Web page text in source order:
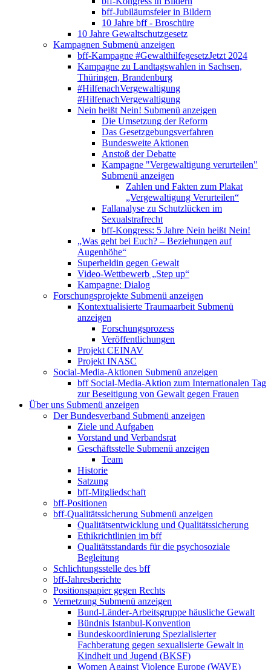
bff-Jubiläumsfeier in Bildern
10 Jahre bff - Broschüre
10 Jahre Gewaltschutzgesetz
Kampagnen Submenü anzeigen
bff-Kampagne #GewalthilfegesetzJetzt 2024
Kampagne zu Landtagswahlen in Sachsen,
Thüringen, Brandenburg
#HilfenachVergewaltigung
#HilfenachVergewaltigung
Nein heißt Nein! Submenü anzeigen
Die Umsetzung der Reform
Das Gesetzgebungsverfahren
Bundesweite Aktionen
Anstoß der Debatte
Kampagne "Vergewaltigung verurteilen"
Submenü anzeigen
Zahlen und Fakten zum Plakat
„Vergewaltigung Verurteilen“
Fallanalyse zu Schutzlücken im
Sexualstrafrecht
bff-Kongress: 5 Jahre Nein heißt Nein!
„Was geht bei Euch? – Beziehungen auf
Augenhöhe“
Superheldin gegen Gewalt
Video-Wettbewerb „Step up“
Kampagne: Dialog
Forschungsprojekte Submenü anzeigen
Kontextualisierte Traumaarbeit Submenü
anzeigen
Forschungsprozess
Veröffentlichungen
Projekt CEINAV
Projekt INASC
Social-Media-Aktionen Submenü anzeigen
bff Social-Media-Aktion zum Internationalen Tag
zur Beseitigung von Gewalt gegen Frauen
Über uns Submenü anzeigen
Der Bundesverband Submenü anzeigen
Ziele und Aufgaben
Vorstand und Verbandsrat
Geschäftsstelle Submenü anzeigen
Team
Historie
Satzung
bff-Mitgliedschaft
bff-Positionen
bff-Qualitätssicherung Submenü anzeigen
Qualitätsentwicklung und Qualitätssicherung
Ethikrichtlinien im bff
Qualitätsstandards für die psychosoziale
Begleitung
Schlichtungsstelle des bff
bff-Jahresberichte
Positionspapier gegen Rechts
Vernetzung Submenü anzeigen
Bund-Länder-Arbeitsgruppe häusliche Gewalt
Bündnis Istanbul-Konvention
Bundeskoordinierung Spezialisierter
Fachberatung gegen sexualisierte Gewalt in
Kindheit und Jugend (BKSF)
Women Against Violence Europe (WAVE)